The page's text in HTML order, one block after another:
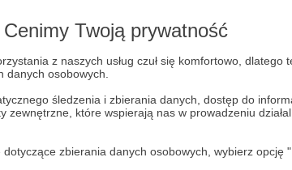
Cenimy Twoją prywatność
z naszych usług czuł się komfortowo,
danych osobowych.
śledzenia i zbierania danych, dostęp do
które wspierają nas w prowadzeniu
zbierania danych osobowych, wybierz opcję
dostępny tylko dla Patronów
ten materiał musisz być zalogowany
Zostań Patronem
Zaloguj się